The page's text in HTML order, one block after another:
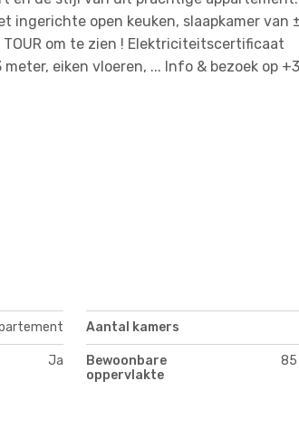
open keuken, slaapkamer van ±
TOUR om te zien ! Elektriciteitscertificaat
eiken vloeren, ... Info & bezoek op
Aantal kamers
Ja
Bewoonbare
oppervlakte
85